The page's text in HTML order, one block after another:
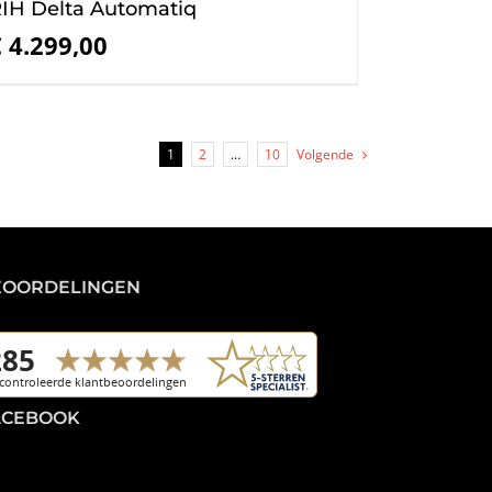
Delta Automatiq
4.299,00
1 2 … 10 Volgende